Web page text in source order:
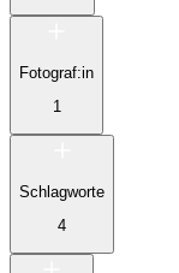
Fotograf:in
1
Schlagworte
4